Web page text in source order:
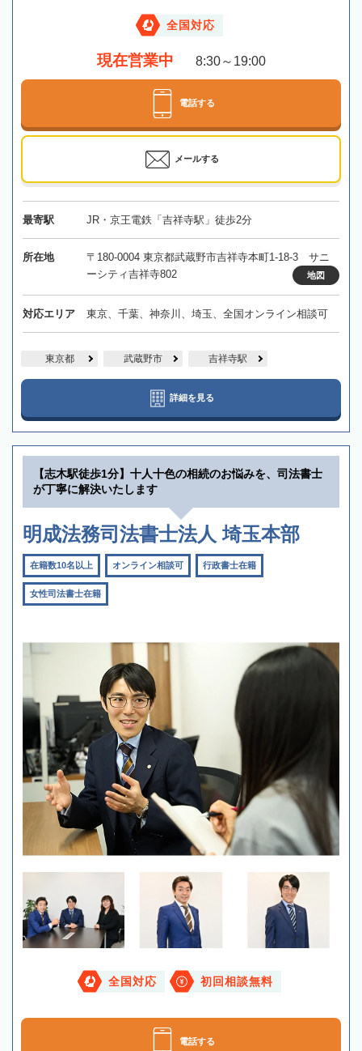
全国対応
現在営業中 8:30～19:00
電話する
メールする
最寄駅 JR・京王電鉄「吉祥寺駅」徒歩2分
所在地
〒180-0004 東京都武蔵野市吉祥寺本町1-18-3 サニ
ーシティ吉祥寺802
地図
対応エリア 東京、千葉、神奈川、埼玉、全国オンライン相談可
東京都 武蔵野市 吉祥寺駅
詳細を見る
【志木駅徒歩1分】十人十色の相続のお悩みを、司法書士
が丁寧に解決いたします
明成法務司法書士法人 埼玉本部
在籍数10名以上 オンライン相談可 行政書士在籍
女性司法書士在籍
全国対応 初回相談無料
電話する